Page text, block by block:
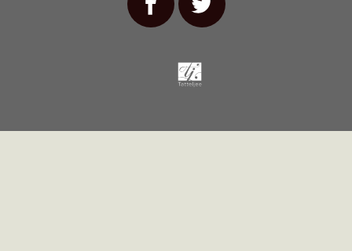
Tatteljee